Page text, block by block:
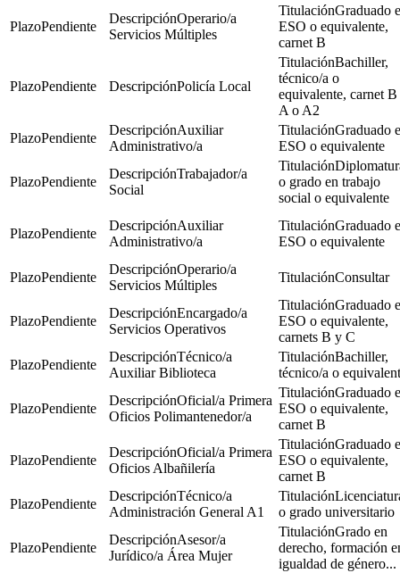
Pendiente
Operario/a
Servicios Múltiples
Graduado
ESO o equivalente,
carnet B
Pendiente Policía Local
Bachiller,
técnico/a o
equivalente, carnet
A o A2
Pendiente
Auxiliar
Administrativo/a
Graduado
ESO o equivalente
Pendiente
Trabajador/a
Social
o grado en trabajo
social o equivalente
Pendiente
Auxiliar
Administrativo/a
Graduado
ESO o equivalente
Pendiente
Operario/a
Servicios Múltiples
Consultar
Pendiente
Encargado/a
Servicios Operativos
Graduado
ESO o equivalente,
carnets B y C
Pendiente
Técnico/a
Auxiliar Biblioteca
Bachiller,
técnico/a o
Pendiente
Oficial/a Primera
Oficios Polimantenedor/a
Graduado
ESO o equivalente,
carnet B
Pendiente
Oficial/a Primera
Oficios Albañilería
Graduado
ESO o equivalente,
carnet B
Pendiente
Técnico/a
Administración General A1
o grado universitario
Pendiente
Asesor/a
Jurídico/a Área Mujer
Grado en
derecho, formación
igualdad de género...